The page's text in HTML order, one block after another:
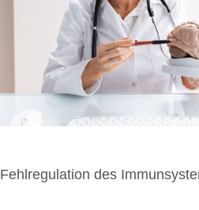
Fehlregulation des